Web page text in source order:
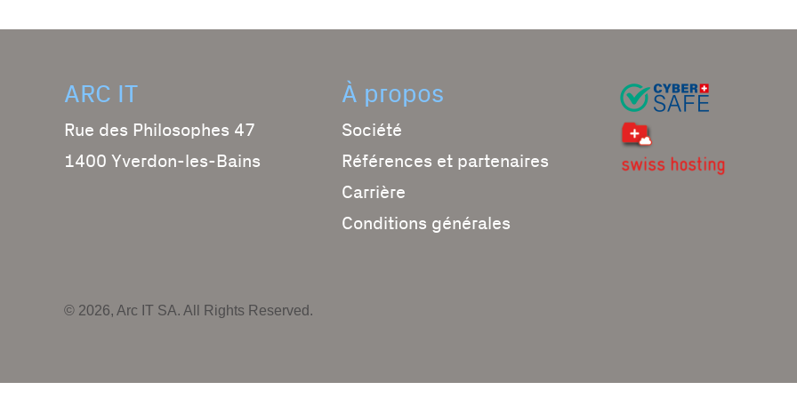
ARC IT
Rue des Philosophes 47
1400 Yverdon-les-Bains
À propos
Société
Références et partenaires
Carrière
Conditions générales
© 2026, Arc IT SA. All Rights Reserved.